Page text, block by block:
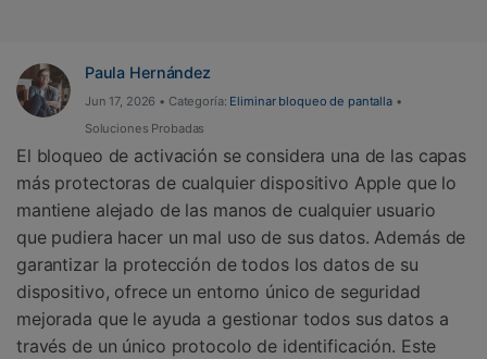
Paula Hernández
Jun 17, 2026 • Categoría: Eliminar bloqueo de pantalla•
Soluciones Probadas
El bloqueo de activación se considera una de las capas
más protectoras de cualquier dispositivo Apple que lo
mantiene alejado de las manos de cualquier usuario
que pudiera hacer un mal uso de sus datos. Además de
garantizar la protección de todos los datos de su
dispositivo, ofrece un entorno único de seguridad
mejorada que le ayuda a gestionar todos sus datos a
través de un único protocolo de identificación. Este